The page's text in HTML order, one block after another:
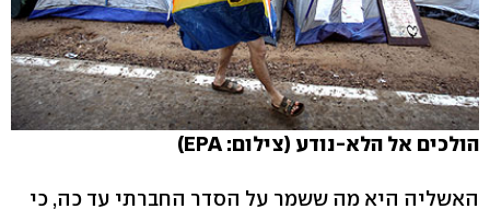
הולכים אל הלא-נודע (צילום: EPA)
האשליה היא מה ששמר על הסדר החברתי עד כה, כי